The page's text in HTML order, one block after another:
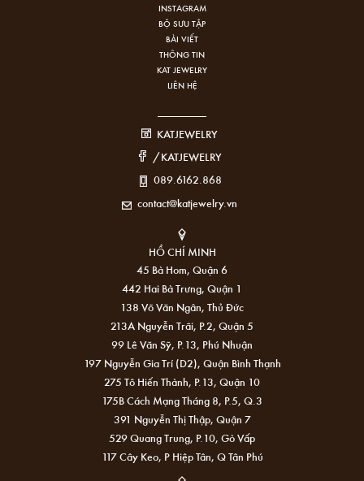
INSTAGRAM
BỘ SƯU TẬP
BÀI VIẾT
THÔNG TIN
KAT JEWELRY
LIÊN HỆ
KATJEWELRY
/KATJEWELRY
089.6162.868
contact@katjewelry.vn
HỒ CHÍ MINH
45 Bà Hom, Quận 6
442 Hai Bà Trưng, Quận 1
138 Võ Văn Ngân, Thủ Đức
213A Nguyễn Trãi, P.2, Quận 5
99 Lê Văn Sỹ, P.13, Phú Nhuận
197 Nguyễn Gia Trí (D2), Quận Bình Thạnh
275 Tô Hiến Thành, P.13, Quận 10
175B Cách Mạng Tháng 8, P.5, Q.3
391 Nguyễn Thị Thập, Quận 7
529 Quang Trung, P.10, Gò Vấp
117 Cây Keo, P Hiệp Tân, Q Tân Phú